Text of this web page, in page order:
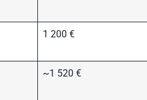
1 200 €
~1 520 €